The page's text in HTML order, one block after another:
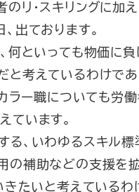
リ・スキリングに加
出ております。
何といっても物価に
考えているわけであ
ラー職についても労
ています。
、いわゆるスキル
の補助などの支援を
きたいと考えているわ